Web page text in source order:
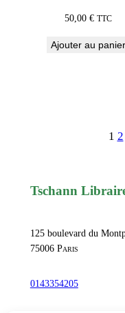
50,00€ TTC
Ajouter au panier
1 2
Tschann
125 boulevard du
75006 Paris
0143354205